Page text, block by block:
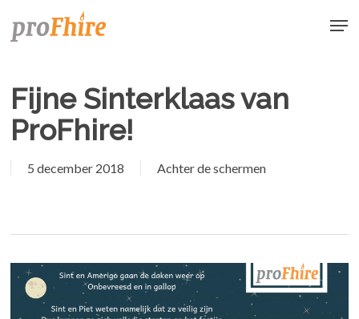
Fijne Sinterklaas van
ProFhire!
5 december 2018 Achter de schermen